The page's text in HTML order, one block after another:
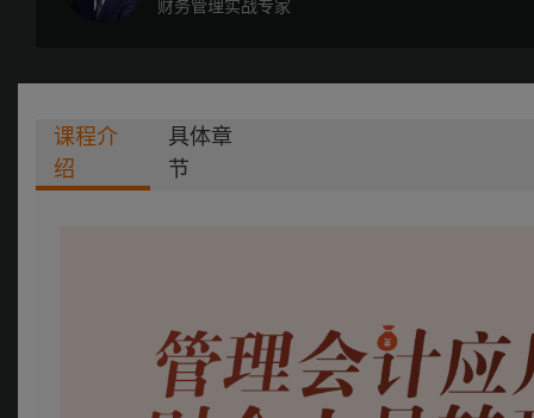
财务管理实战专家
课程介
绍
具体章
节